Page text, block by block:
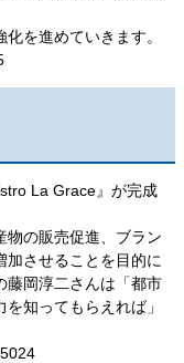
を進めていきます。
La Grace』が完成
物の販売促進、ブラン
加させることを目的に
藤岡淳二さんは「都市
知ってもらえれば」